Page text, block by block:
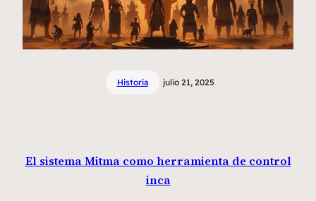
Historia julio 21, 2025
El sistema Mitma como herramienta de control
inca